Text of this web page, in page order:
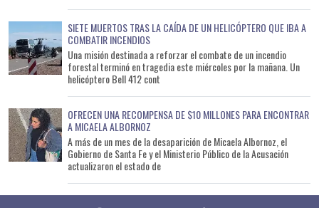
SIETE MUERTOS TRAS LA CAÍDA DE UN HELICÓPTERO QUE IBA A
COMBATIR INCENDIOS
Una misión destinada a reforzar el combate de un incendio
forestal terminó en tragedia este miércoles por la mañana. Un
helicóptero Bell 412 cont
OFRECEN UNA RECOMPENSA DE $10 MILLONES PARA ENCONTRAR
A MICAELA ALBORNOZ
A más de un mes de la desaparición de Micaela Albornoz, el
Gobierno de Santa Fe y el Ministerio Público de la Acusación
actualizaron el estado de